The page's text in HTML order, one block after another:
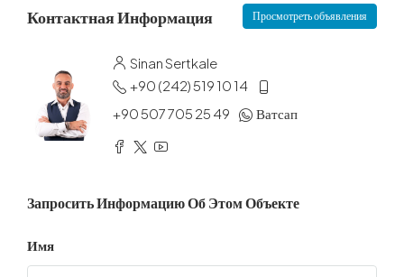
Контактная Информация Просмотреть объявления
Sinan Sertkale
+90 (242) 519 10 14
+90 507 705 25 49
Ватсап
Запросить Информацию Об Этом Объекте
Имя